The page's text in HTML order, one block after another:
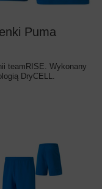
Puma
teamRISE. Wykonany
DryCELL.